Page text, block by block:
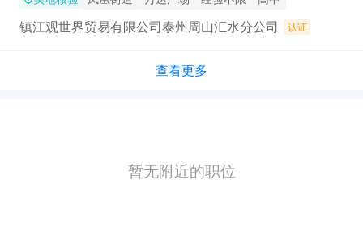
镇江观世界贸易有限公司泰州周山汇水分公司 认证
查看更多
暂无附近的职位